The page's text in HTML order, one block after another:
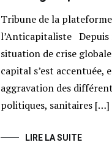
Tribune de la
l’Anticapitaliste
situation de crise
capital s’est accentuée,
aggravation des
politiques, sanitaires […]
LIRE LA SUITE